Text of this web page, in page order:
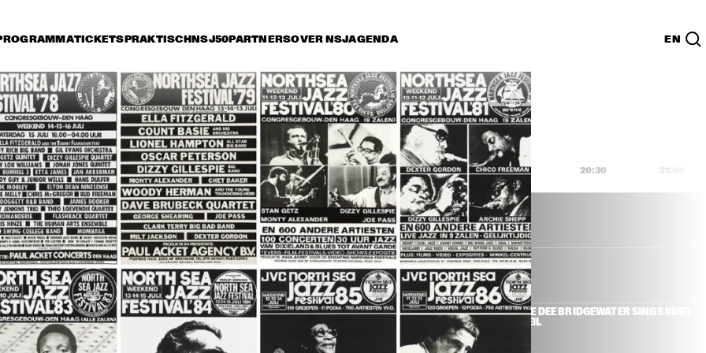
TICKETSPRAKTISCHNSJ50PARTNERSOVER NSJAGENDA EN
12 juli zaterdag 13 juli zondag 14 juli Lijst PDF
17:00 17:30 18:00 18:30 19:00 19:30 20:00 20:30
TINEKE POSTMA TRIO
GABRIEL'S CELESTIAL BRASS BAND
WAYNE SHORTER & HERBIE
HANCOCK
DEE DEE BRIDGEWATER SINGS KURT
WEIL